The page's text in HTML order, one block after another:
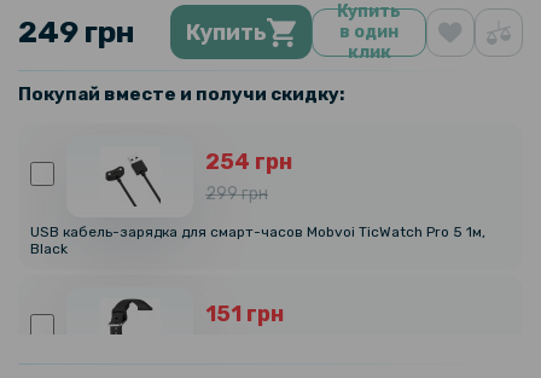
249 грн Купить
Купить
в один
клик
Покупай вместе и получи скидку:
254 грн
299 грн
USB кабель-зарядка для смарт-часов Mobvoi TicWatch Pro 5 1м,
Black
151 грн